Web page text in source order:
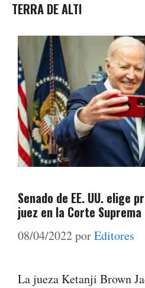
Saltar
contenido
TERRA DE ALTI
Senado de EE. UU. elige
juez en la Corte Suprema
08/04/2022porEditores
La jueza Ketanji Brown